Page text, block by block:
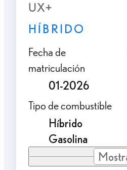
UX+
HÍBRIDO
Fecha de
matriculación
01-2026
Tipo de combustible
Híbrido
Gasolina